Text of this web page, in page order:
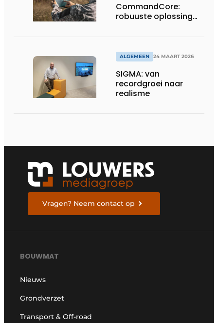
CommandCore:
robuuste oplossing
ALGEMEEN 24 MAART 2026
SIGMA: van
recordgroei naar
realisme
Vragen? Neem contact op
BOUWMAT
Nieuws
Grondverzet
Transport & Off-road